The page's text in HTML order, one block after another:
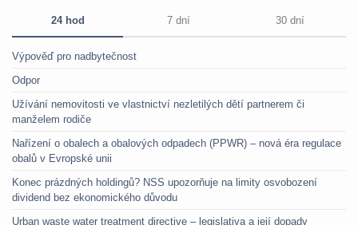
24 hod 7 dní 30 dní
Výpověď pro nadbytečnost
Odpor
Užívání nemovitosti ve vlastnictví nezletilých dětí partnerem či
manželem rodiče
Nařízení o obalech a obalových odpadech (PPWR) – nová éra regulace
obalů v Evropské unii
Konec prázdných holdingů? NSS upozorňuje na limity osvobození
dividend bez ekonomického důvodu
Urban waste water treatment directive – legislativa a její dopady